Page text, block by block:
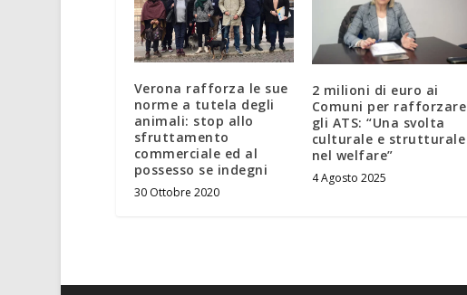
Verona rafforza le sue
norme a tutela degli
animali: stop allo
sfruttamento
commerciale ed al
possesso se indegni
30 Ottobre 2020
2 milioni di euro ai
Comuni per rafforzare
gli ATS: “Una svolta
culturale e strutturale
nel welfare”
4 Agosto 2025